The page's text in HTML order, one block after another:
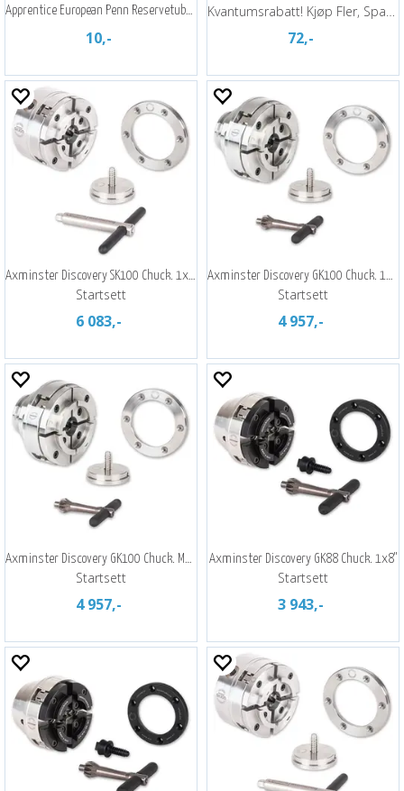
Apprentice European Penn Reservetube-Par
10,-
Kvantumsrabatt! Kjøp Fler, Spar Mer!
72,-
Axminster Discovery SK100 Chuck. 1x8"
Startsett
6 083,-
Axminster Discovery GK100 Chuck. 1x8Tpi
Startsett
4 957,-
Axminster Discovery GK100 Chuck. M33X3,5
Startsett
4 957,-
Axminster Discovery GK88 Chuck. 1x8"
Startsett
3 943,-